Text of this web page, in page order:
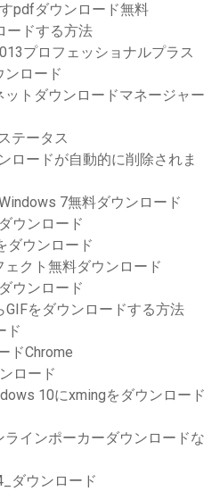
pdfダウンロード無料
ードする方法
プロフェッショナルプラス
ンロード
トダウンロードマネージャー
テータス
ロードが自動的に削除されま
7無料ダウンロード
ウンロード
ダウンロード
クト無料ダウンロード
ウンロード
をダウンロードする方法
ド
ドChrome
ロード
10にxmingをダウンロード
インポーカーダウンロードな
ダウンロード